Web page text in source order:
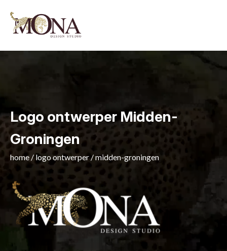
Logo ontwerper Midden-
Groningen
home / logo ontwerper /midden-groningen